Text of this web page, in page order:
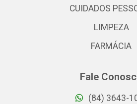
CUIDADOS
LIMPEZA
FARMÁCIA
Fale
(84) 3643-